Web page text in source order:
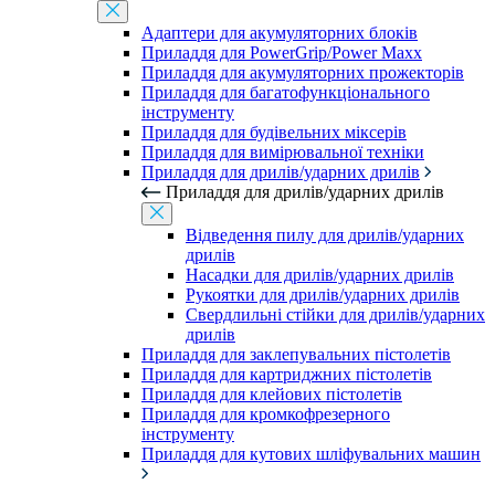
Адаптери для акумуляторних блоків
Приладдя для PowerGrip/Power Maxx
Приладдя для акумуляторних прожекторів
Приладдя для багатофункціонального
інструменту
Приладдя для будівельних міксерів
Приладдя для вимірювальної техніки
Приладдя для дрилів/ударних дрилів
Приладдя для дрилів/ударних дрилів
Відведення пилу для дрилів/ударних
дрилів
Насадки для дрилів/ударних дрилів
Рукоятки для дрилів/ударних дрилів
Свердлильні стійки для дрилів/ударних
дрилів
Приладдя для заклепувальних пістолетів
Приладдя для картриджних пістолетів
Приладдя для клейових пістолетів
Приладдя для кромкофрезерного
інструменту
Приладдя для кутових шліфувальних машин